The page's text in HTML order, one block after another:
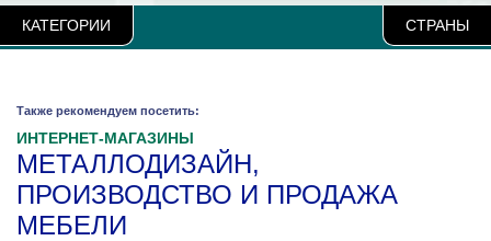
КАТЕГОРИИ СТРАНЫ
Также рекомендуем посетить:
ИНТЕРНЕТ-МАГАЗИНЫ
МЕТАЛЛОДИЗАЙН,
ПРОИЗВОДСТВО И ПРОДАЖА
МЕБЕЛИ